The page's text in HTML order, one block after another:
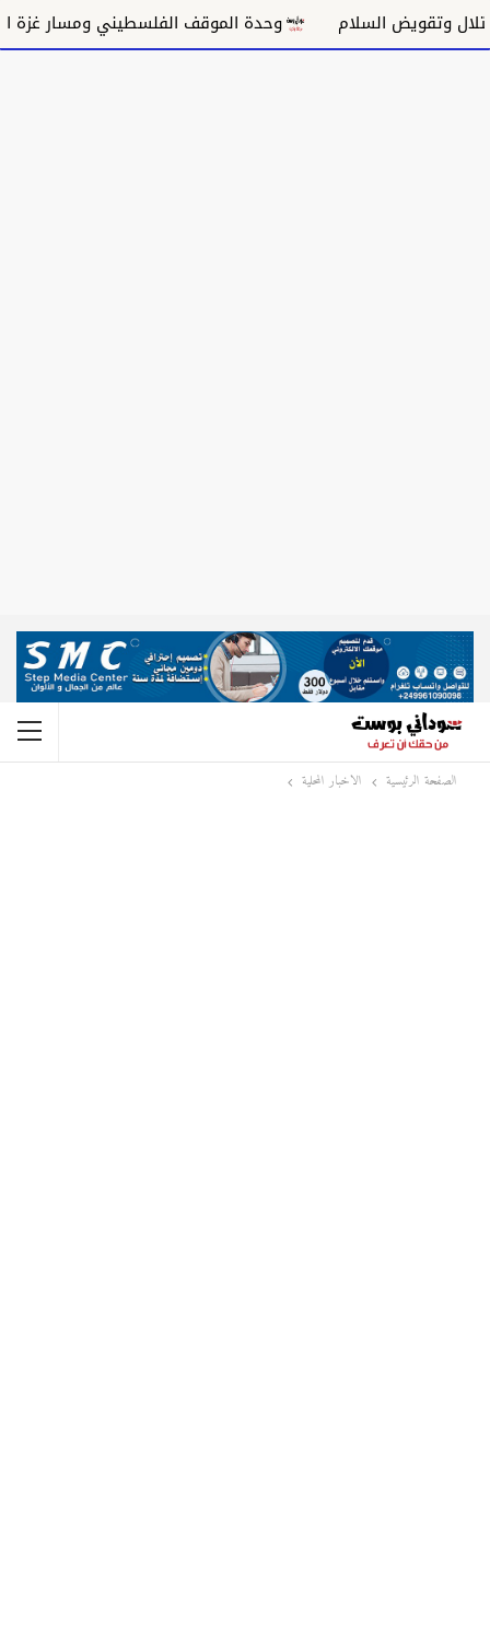
السلام وحدة الموقف الفلسطيني ومسار غزة السياسي
الصفحة الرئيسية الاخبار المحلية